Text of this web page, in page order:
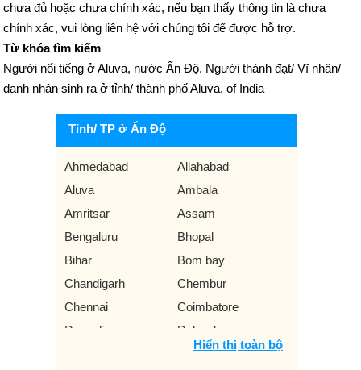
chưa đủ hoặc chưa chính xác, nếu bạn thấy thông tin là chưa
chính xác, vui lòng liên hệ với chúng tôi để được hỗ trợ.
Từ khóa tìm kiếm
Người nổi tiếng ở Aluva, nước Ấn Độ. Người thành đạt/ Vĩ nhân/
danh nhân sinh ra ở tỉnh/ thành phố Aluva, of India
Tỉnh/ TP ở Ấn Độ
Ahmedabad
Allahabad
Aluva
Ambala
Amritsar
Assam
Bengaluru
Bhopal
Bihar
Bom bay
Chandigarh
Chembur
Chennai
Coimbatore
Darjeeling
Dehradun
Durgapur
Hiển thị toàn bộ